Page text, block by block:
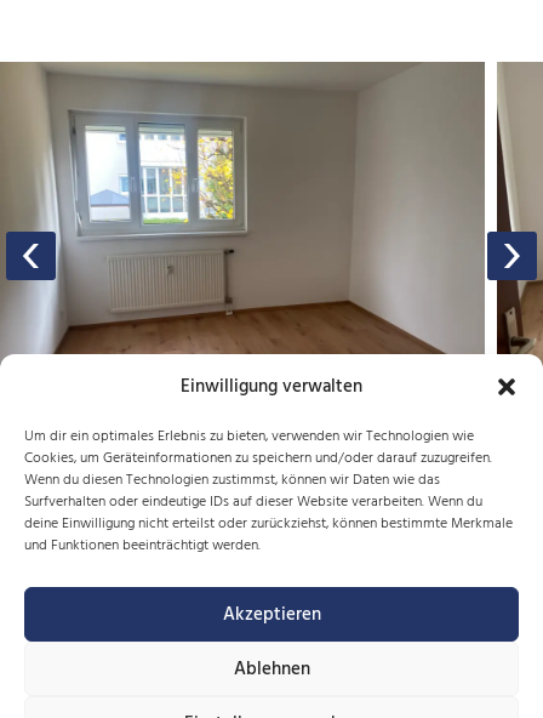
Einwilligung verwalten
Um dir ein optimales Erlebnis zu bieten, verwenden wir Technologien wie
Cookies, um Geräteinformationen zu speichern und/oder darauf zuzugreifen.
Wenn du diesen Technologien zustimmst, können wir Daten wie das
Surfverhalten oder eindeutige IDs auf dieser Website verarbeiten. Wenn du
deine Einwilligung nicht erteilst oder zurückziehst, können bestimmte Merkmale
und Funktionen beeinträchtigt werden.
Akzeptieren
Ablehnen
‹ ›
KONTAKTIEREN SIE UNS ZU OBJEKT T-FB-
01
Hinweis für die Benützung von unserem Kontaktformular: